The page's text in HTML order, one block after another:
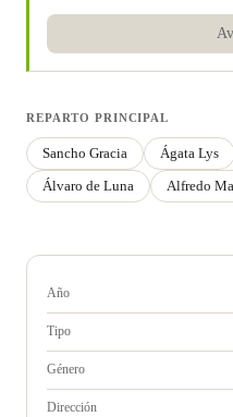
REPARTO PRINCIPAL
Sancho Gracia Ágata Lys
Álvaro de Luna
Alfredo
Año
Tipo
Género
Dirección